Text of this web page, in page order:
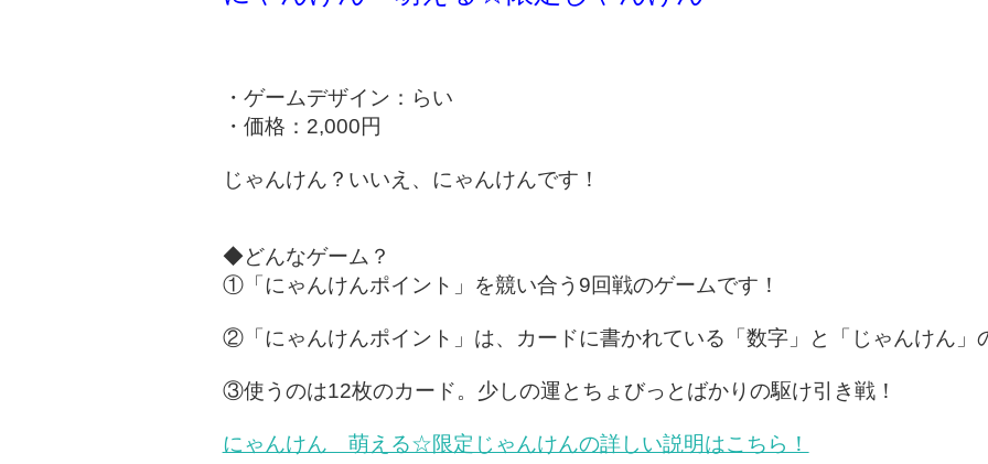
・ゲームデザイン：らい
・価格：2,000円
じゃんけん？いいえ、にゃんけんです！
◆どんなゲーム？
①「にゃんけんポイント」を競い合う9回戦のゲームです！
②「にゃんけんポイント」は、カードに書かれている「数字」と「じゃんけん」
③使うのは12枚のカード。少しの運とちょびっとばかりの駆け引き戦！
にゃんけん 萌える☆限定じゃんけんの詳しい説明はこちら！